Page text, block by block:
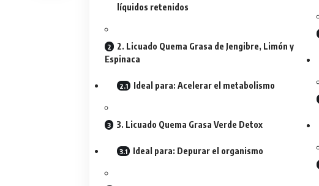
líquidos retenidos
2. Licuado Quema Grasa de Jengibre, Limón y
Espinaca
Ideal para: Acelerar el metabolismo
3. Licuado Quema Grasa Verde Detox
Ideal para: Depurar el organismo